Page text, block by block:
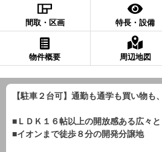
間取・区画 特長・設備
物件概要 周辺地図
【駐車２台可】通勤も通学も買い物も
■ＬＤＫ１６帖以上の開放感ある広々
■イオンまで徒歩８分の開発分譲地